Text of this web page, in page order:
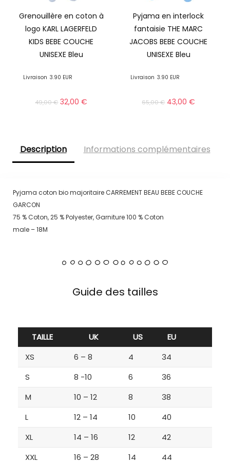
Grenouillère en coton à
logo KARL LAGERFELD
KIDS BEBE COUCHE
UNISEXE Bleu
Livraison 3.90 EUR
49,00€ 32,00€
Pyjama en interlock
fantaisie THE MARC
JACOBS BEBE COUCHE
UNISEXE Bleu
Livraison 3.90 EUR
65,00€ 43,00€
Description Informations complémentaires
Pyjama coton bio majoritaire CARREMENT BEAU BEBE COUCHE
GARCON
75 % Coton, 25 % Polyester, Garniture 100 % Coton
male – 18M
Guide des tailles
TAILLE UK US
EU
XS
6 – 8 4
34
S
8 -10 6
36
M
10 – 12 8
38
L
12 – 14 10
40
XL
14 – 16 12
42
XXL
16 – 28 14 44